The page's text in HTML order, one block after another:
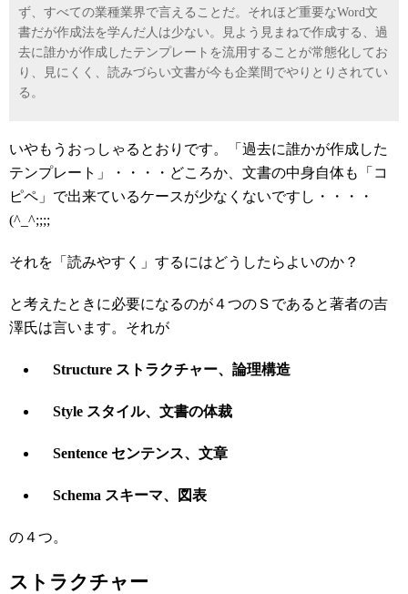
ず、すべての業種業界で言えることだ。それほど重要なWord文
書だが作成法を学んだ人は少ない。見よう見まねで作成する、過
去に誰かが作成したテンプレートを流用することが常態化してお
り、見にくく、読みづらい文書が今も企業間でやりとりされてい
る。
いやもうおっしゃるとおりです。「過去に誰かが作成した
テンプレート」・・・・どころか、文書の中身自体も「コ
ピペ」で出来ているケースが少なくないですし・・・・
(^_^;;;;
それを「読みやすく」するにはどうしたらよいのか？
と考えたときに必要になるのが４つのＳであると著者の吉
澤氏は言います。それが
Structure ストラクチャー、論理構造
Style スタイル、文書の体裁
Sentence センテンス、文章
Schema スキーマ、図表
の４つ。
ストラクチャー